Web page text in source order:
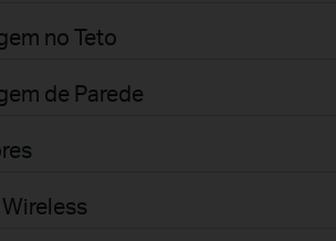
no Teto
de Parede